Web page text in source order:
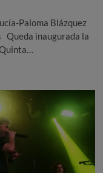
Paloma Blázquez
Queda inaugurada la